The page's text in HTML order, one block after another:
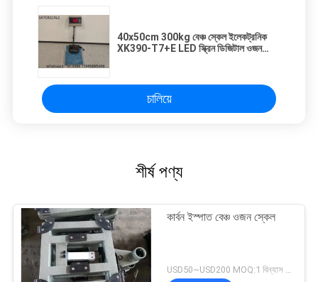
40x50cm 300kg বেঞ্চ স্কেল ইলেকট্রনিক
XK390-T7+E LED স্ক্রিন ডিজিটাল ওজন
চালিয়ে
শীর্ষ পণ্য
কার্বন ইস্পাত বেঞ্চ ওজন স্কেল